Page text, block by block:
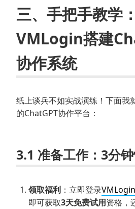
三、手把手教学
VMLogin搭建
协作系统
纸上谈兵不如实战演练！下面我
的ChatGPT协作平台：
3.1 准备工作：3分
领取福利 ：立即登录
即可获取3天免费试用资格，